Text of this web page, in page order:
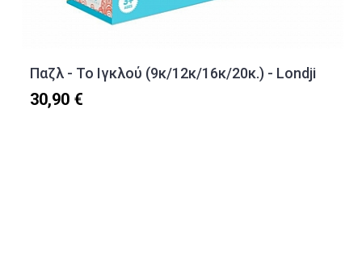
Παζλ - Το Ιγκλού (9κ/12κ/16κ/20κ.) - Londji
30,90 €